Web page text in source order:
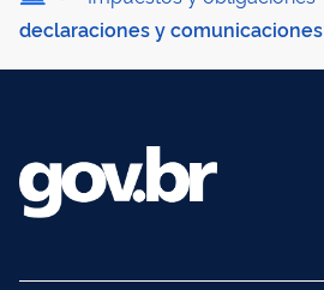
declaraciones y comunicaciones